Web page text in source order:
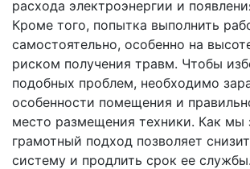
расхода электроэнергии и
Кроме того, попытка выполнить
самостоятельно, особенно на
риском получения травм. Чтобы
подобных проблем, необходимо
особенности помещения и
место размещения техники. Как мы
грамотный подход позволяет
систему и продлить срок ее